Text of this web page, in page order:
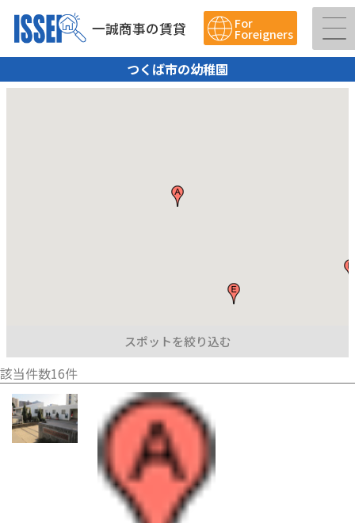
一誠商事の賃貸 For
Foreigners
つくば市の幼稚園
スポットを絞り込む
該当件数16件